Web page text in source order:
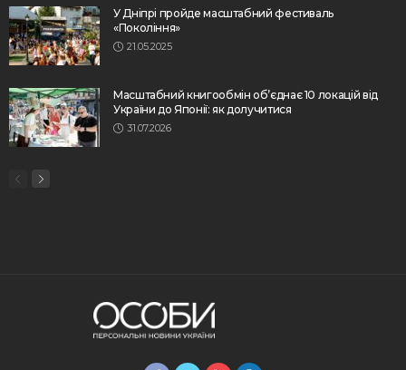
У Дніпрі пройде масштабний фестиваль
«Покоління»
21.05.2025
Масштабний книгообмін об’єднає 10 локацій від
України до Японії: як долучитися
31.07.2026